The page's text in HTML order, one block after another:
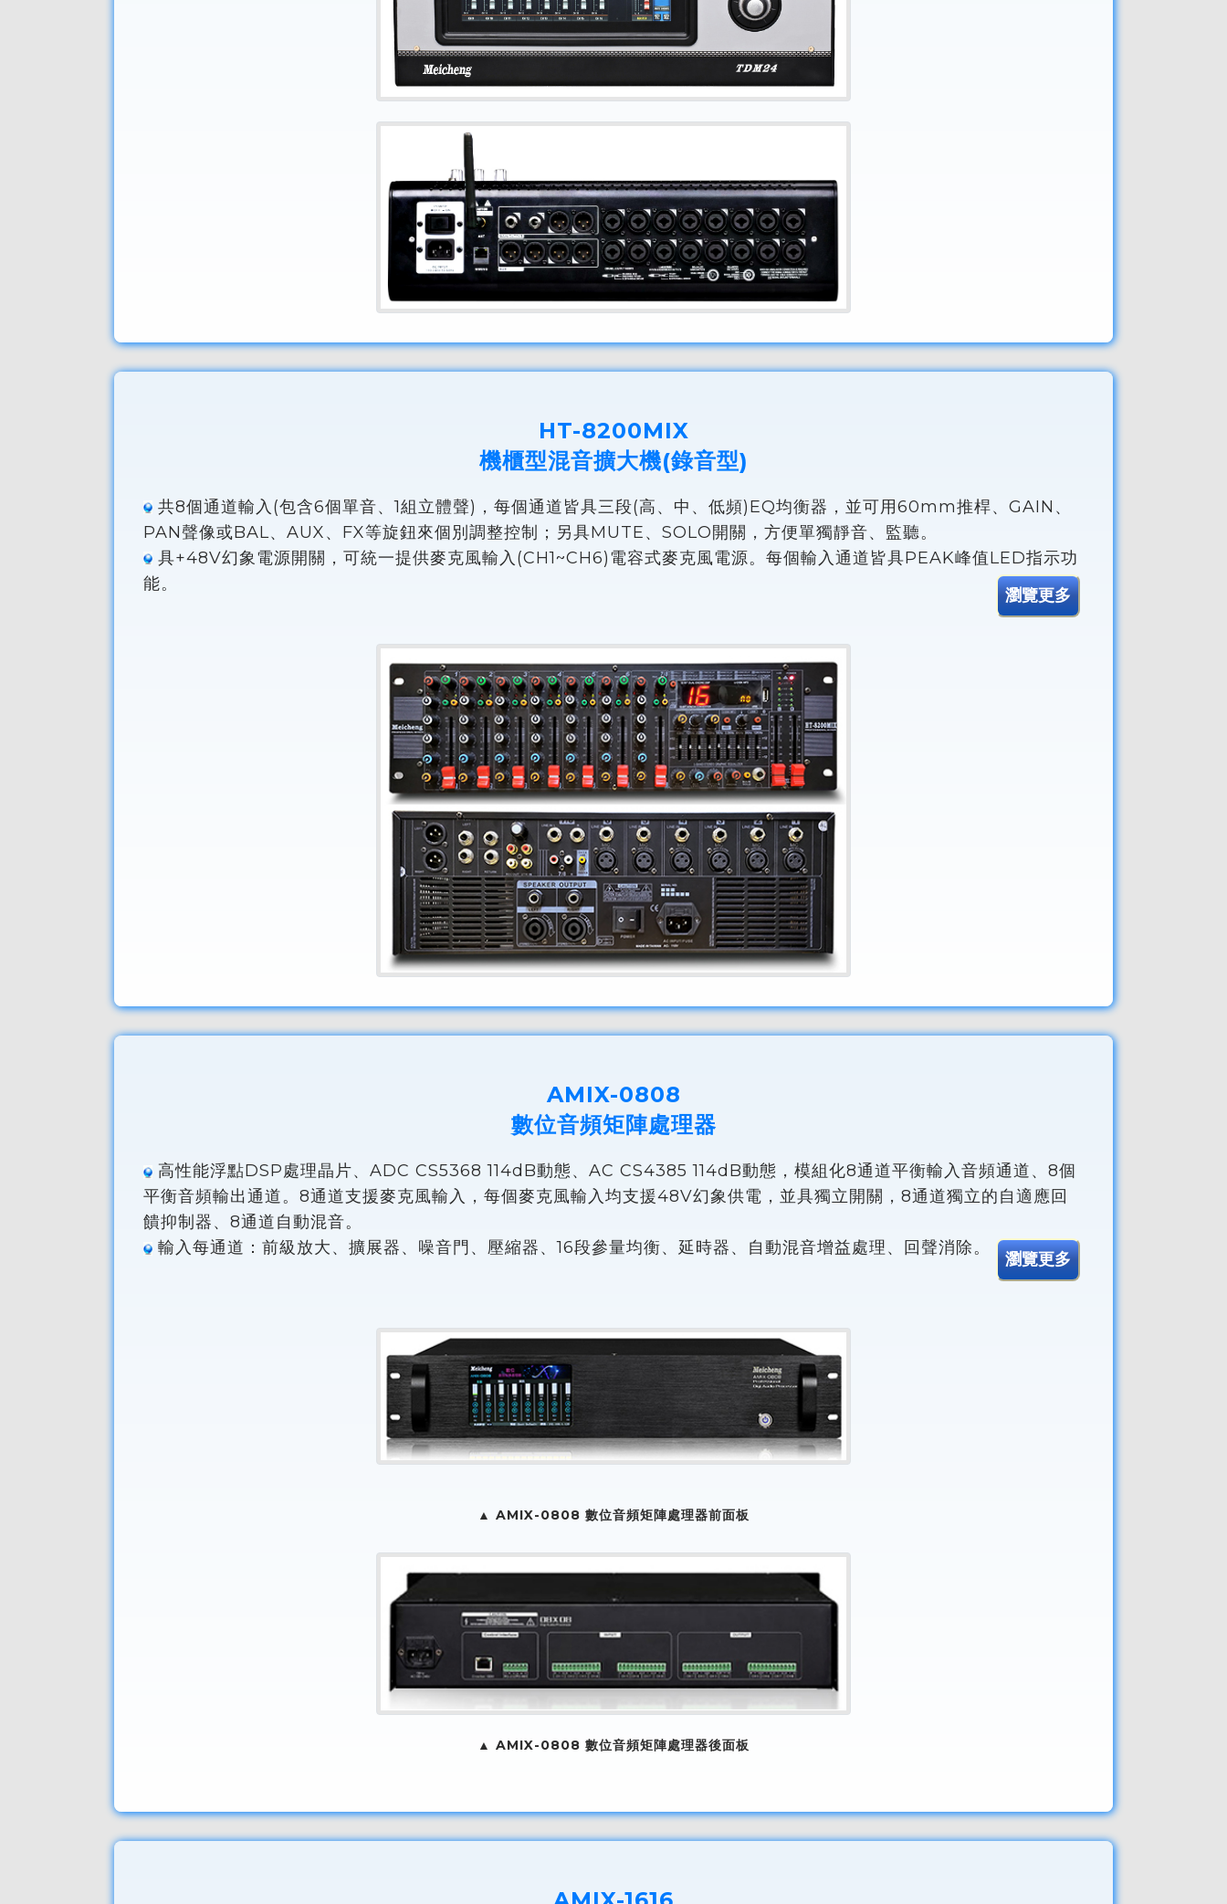
HT-8200MIX
機櫃型混音擴大機(錄音型)
共8個通道輸入(包含6個單音、1組立體聲)，每個通道皆具三段(高、中、低頻)EQ均衡器，並可用60mm推桿、GAIN、
PAN聲像或BAL、AUX、FX等旋鈕來個別調整控制；另具MUTE、SOLO開關，方便單獨靜音、監聽。
具+48V幻象電源開關，可統一提供麥克風輸入(CH1~CH6)電容式麥克風電源。每個輸入通道皆具PEAK峰值LED指示功
能。
瀏覽更多
AMIX-0808
數位音頻矩陣處理器
高性能浮點DSP處理晶片、ADC CS5368 114dB動態、AC CS4385 114dB動態，模組化8通道平衡輸入音頻通道、8個
平衡音頻輸出通道。8通道支援麥克風輸入，每個麥克風輸入均支援48V幻象供電，並具獨立開關，8通道獨立的自適應回
饋抑制器、8通道自動混音。
輸入每通道：前級放大、擴展器、噪音門、壓縮器、16段參量均衡、延時器、自動混音增益處理、回聲消除。
瀏覽更多
▲ AMIX-0808 數位音頻矩陣處理器前面板
▲ AMIX-0808 數位音頻矩陣處理器後面板